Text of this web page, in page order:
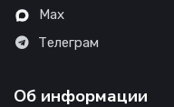
Max
Телеграм
Об информации